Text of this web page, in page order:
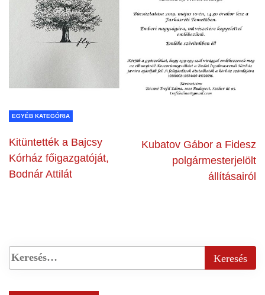
EGYÉB KATEGÓRIA
Kitüntették a Bajcsy
Kórház főigazgatóját,
Bodnár Attilát
Kubatov Gábor a Fidesz
polgármesterjelölt
állításairól